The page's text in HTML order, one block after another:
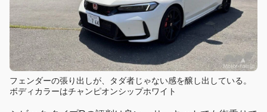
フェンダーの張り出しが、タダ者じゃない感を醸し出している。
ボディカラーはチャンピオンシップホワイト